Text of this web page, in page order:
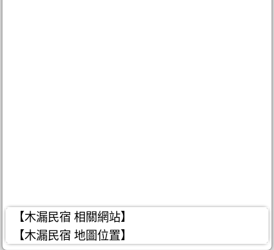
【木漏民宿 相關網站】
【木漏民宿 地圖位置】